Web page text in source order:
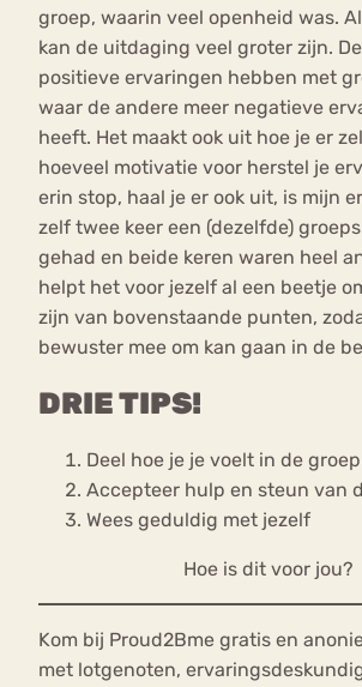
groep, waarin veel openheid was.
kan de uitdaging veel groter zijn.
positieve ervaringen hebben met
waar de andere meer negatieve
heeft. Het maakt ook uit hoe je er
hoeveel motivatie voor herstel je
erin stop, haal je er ook uit, is mijn
zelf twee keer een (dezelfde)
gehad en beide keren waren heel
helpt het voor jezelf al een beetje
zijn van bovenstaande punten,
bewuster mee om kan gaan in de
DRIE TIPS!
Deel hoe je je voelt in de groep
Accepteer hulp en steun van
Wees geduldig met jezelf
Hoe is dit voor jou?
Kom bij Proud2Bme gratis en
met lotgenoten,